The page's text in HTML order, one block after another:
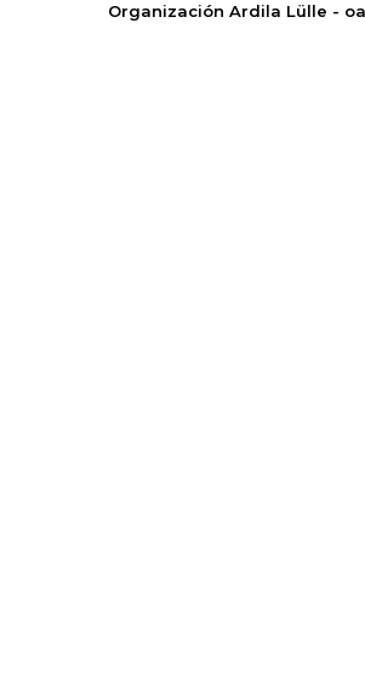
Organización Ardila Lülle -